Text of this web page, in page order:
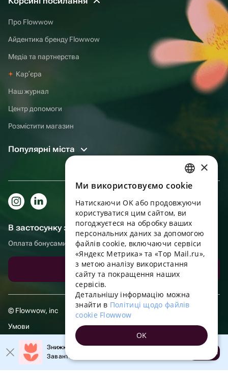
Про Flowwow
Айдентика бренду Flowwow
Медіа та партнерства
Карʼєра
Наш журнал
Центр допомоги
Розмістити магазин
Популярні міста
В застосунку зручніше!
Оплата бонусами, самовивіз, зручний чат підтримки
Завантажити додаток
© Flowwow, inc
Умови
Політика обробки даних
Знижка 20% на перше замовлення!
Завантажте додаток та отримайте промокод
Відкрити
RUSSIAN
ENGLISH
UKRAINIAN
PORTUGUESE
SPANISH
HUNGARIAN
FRENCH
TURKISH
POLISH
×
Ми використовуємо cookie
Натискаючи OK або продовжуючи
користуватися цим сайтом, ви
погоджуєтеся на обробку ваших
персональних даних за допомогою
файлів cookie, включаючи сервіси
«Яндекс Метрика» та «Top Mail.ru»,
з метою аналізу використання
сайту та покращення наших
сервісів.
Детальнішу інформацію можна
знайти в Політиці щодо файлів
cookie Flowwow
OK